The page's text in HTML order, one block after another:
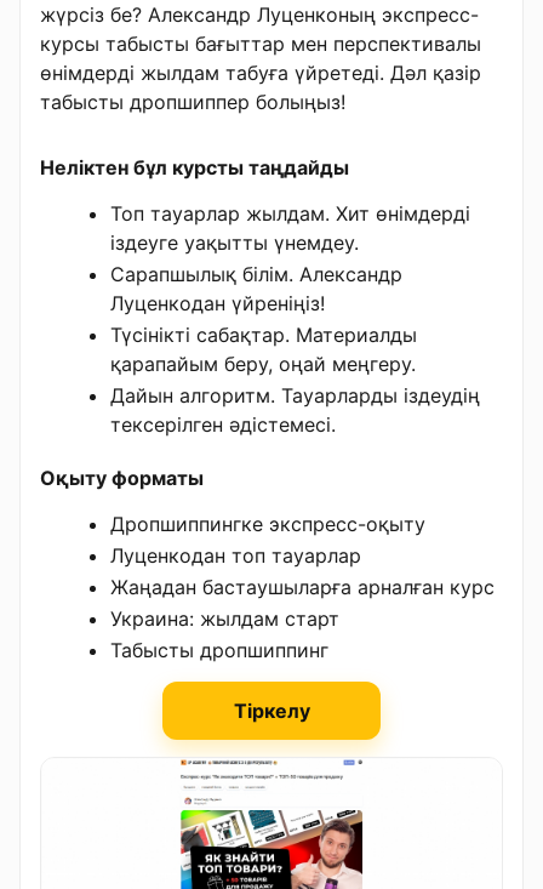
жүрсіз бе? Александр Луценконың экспресс-
курсы табысты бағыттар мен перспективалы
өнімдерді жылдам табуға үйретеді. Дәл қазір
табысты дропшиппер болыңыз!
Неліктен бұл курсты таңдайды
Топ тауарлар жылдам. Хит өнімдерді
іздеуге уақытты үнемдеу.
Сарапшылық білім. Александр
Луценкодан үйреніңіз!
Түсінікті сабақтар. Материалды
қарапайым беру, оңай меңгеру.
Дайын алгоритм. Тауарларды іздеудің
тексерілген әдістемесі.
Оқыту форматы
Дропшиппингке экспресс-оқыту
Луценкодан топ тауарлар
Жаңадан бастаушыларға арналған курс
Украина: жылдам старт
Табысты дропшиппинг
Тіркелу